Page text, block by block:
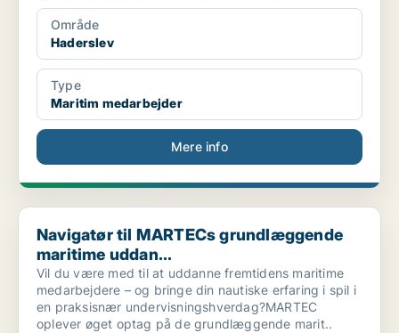
Område
Haderslev
Type
Maritim medarbejder
Mere info
Navigatør til MARTECs grundlæggende maritime uddan...
Navigatør til MARTECs grundlæggende
maritime uddan...
Vil du være med til at uddanne fremtidens maritime
medarbejdere – og bringe din nautiske erfaring i spil i
en praksisnær undervisningshverdag?MARTEC
oplever øget optag på de grundlæggende marit..